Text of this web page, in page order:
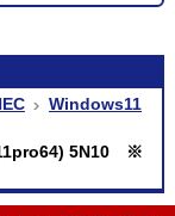
Windows11
5N10 ※